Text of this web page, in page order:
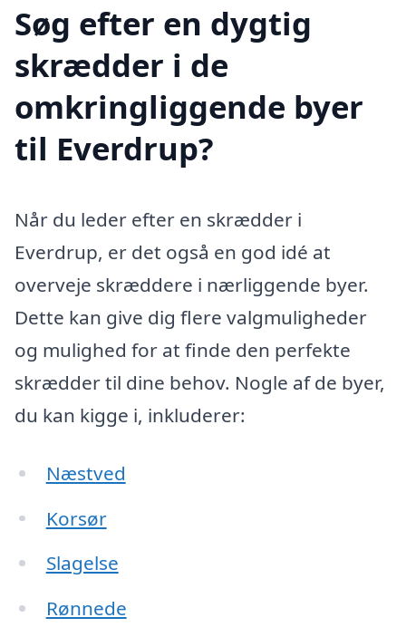
Søg efter en dygtig
skrædder i de
omkringliggende byer
til Everdrup?
Når du leder efter en skrædder i
Everdrup, er det også en god idé at
overveje skræddere i nærliggende byer.
Dette kan give dig flere valgmuligheder
og mulighed for at finde den perfekte
skrædder til dine behov. Nogle af de byer,
du kan kigge i, inkluderer:
Næstved
Korsør
Slagelse
Rønnede